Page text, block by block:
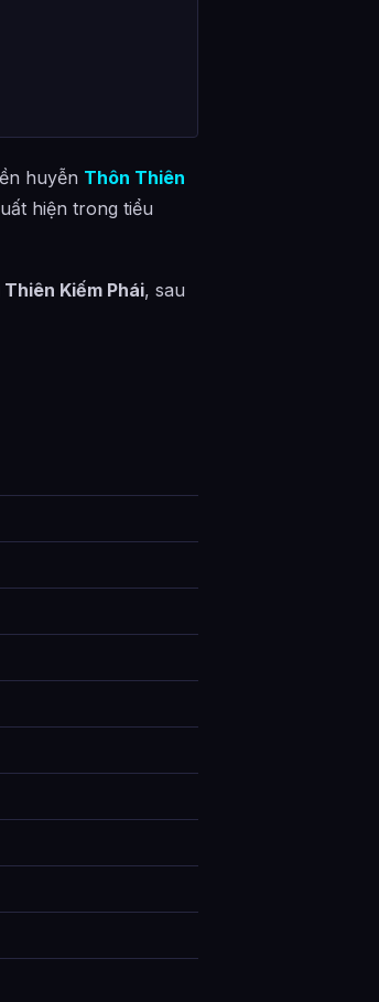
huyễn Thôn Thiên
hiện trong tiểu
Kiếm Phái, sau